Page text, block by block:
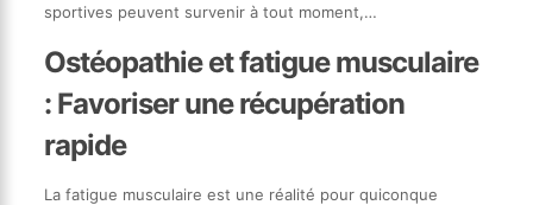
sportives peuvent survenir à tout moment,…
Ostéopathie et fatigue musculaire
: Favoriser une récupération
rapide
La fatigue musculaire est une réalité pour quiconque